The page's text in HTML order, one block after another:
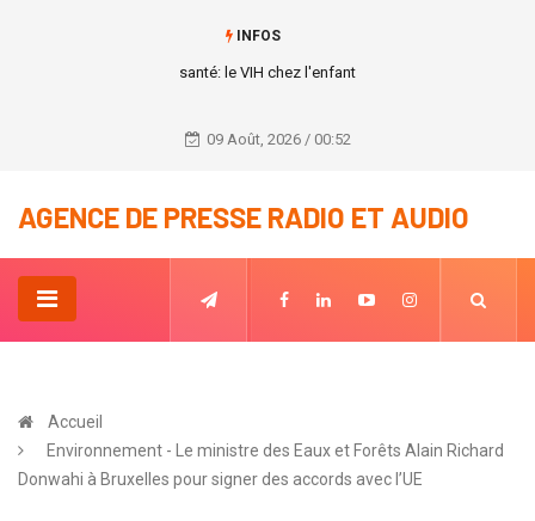
INFOS
santé: le VIH chez l'enfant
09 Août, 2026 / 00:52
AGENCE DE PRESSE RADIO ET AUDIO
Accueil
Environnement - Le ministre des Eaux et Forêts Alain Richard
Donwahi à Bruxelles pour signer des accords avec l’UE